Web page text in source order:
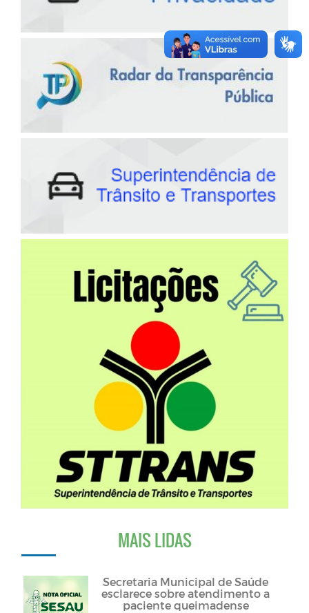
MAIS LIDAS
Secretaria Municipal de Saúde
esclarece sobre atendimento a
paciente queimadense